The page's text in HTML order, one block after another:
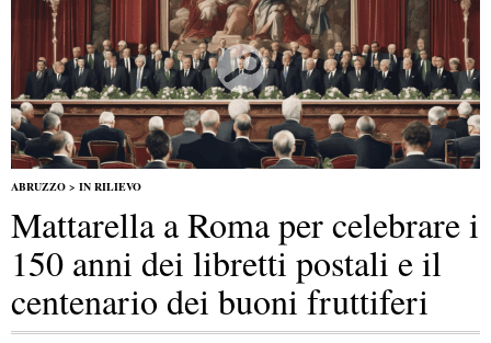
ABRUZZO > IN RILIEVO
Mattarella a Roma per celebrare i
150 anni dei libretti postali e il
centenario dei buoni fruttiferi